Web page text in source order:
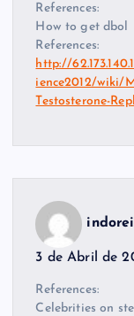
References:
How to get dbol
References:
http://
ience2012/wiki/
Testosterone-
3 de Abril de
References:
Celebrities on